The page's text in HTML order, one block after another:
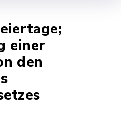
einer
den